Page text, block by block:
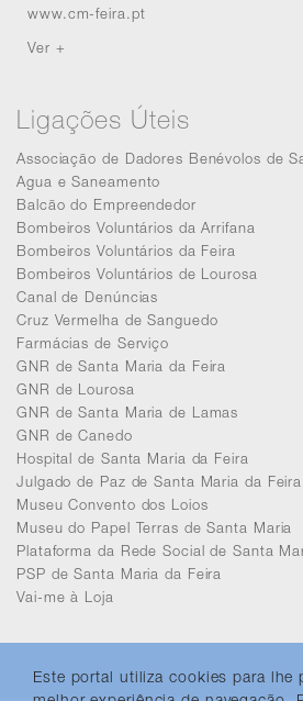
Este portal utiliza cookies para lhe
www.cm-feira.pt
Ver +
Ligações Úteis
Associação de Dadores Benévolos de
Agua e Saneamento
Balcão do Empreendedor
Bombeiros Voluntários da Arrifana
Bombeiros Voluntários da Feira
Bombeiros Voluntários de Lourosa
Canal de Denúncias
Cruz Vermelha de Sanguedo
Farmácias de Serviço
GNR de Santa Maria da Feira
GNR de Lourosa
GNR de Santa Maria de Lamas
GNR de Canedo
Hospital de Santa Maria da Feira
Julgado de Paz de Santa Maria da Feira
Museu Convento dos Loios
Museu do Papel Terras de Santa Maria
Plataforma da Rede Social de Santa
PSP de Santa Maria da Feira
Vai-me à Loja